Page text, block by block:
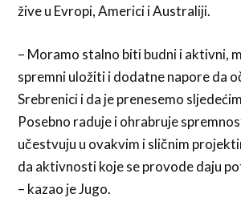
žive u Evropi, Americi i Australiji.
– Moramo stalno biti budni i aktivni,
spremni uložiti i dodatne napore da
Srebrenici i da je prenesemo
Posebno raduje i ohrabruje
učestvuju u ovakvim i sličnim
da aktivnosti koje se provode daju
– kazao je Jugo.